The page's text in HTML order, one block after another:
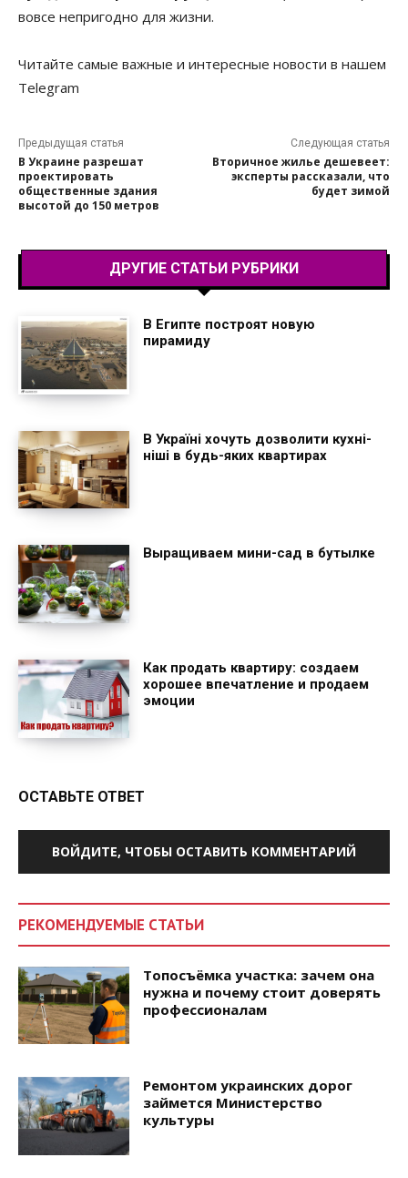
вовсе непригодно для жизни.
Читайте самые важные и интересные новости в нашем
Telegram
Предыдущая статья
В Украине разрешат
проектировать
общественные здания
высотой до 150 метров
Следующая статья
Вторичное жилье дешевеет:
эксперты рассказали, что
будет зимой
ДРУГИЕ СТАТЬИ РУБРИКИ
В Египте построят новую
пирамиду
В Україні хочуть дозволити кухні-
ніші в будь-яких квартирах
Выращиваем мини-сад в бутылке
Как продать квартиру: создаем
хорошее впечатление и продаем
эмоции
ОСТАВЬТЕ ОТВЕТ
ВОЙДИТЕ, ЧТОБЫ ОСТАВИТЬ КОММЕНТАРИЙ
РЕКОМЕНДУЕМЫЕ СТАТЬИ
Топосъёмка участка: зачем она
нужна и почему стоит доверять
профессионалам
Ремонтом украинских дорог
займется Министерство
культуры